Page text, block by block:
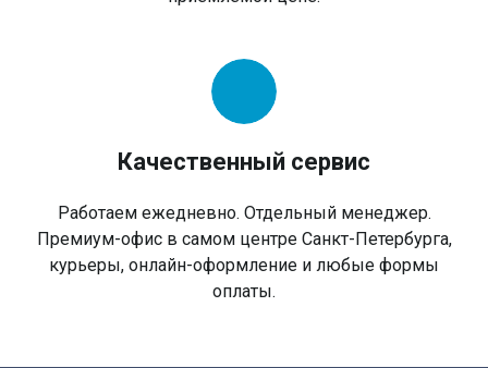
Качественный сервис
Работаем ежедневно. Отдельный менеджер.
Премиум-офис в самом центре Санкт-Петербурга,
курьеры, онлайн-оформление и любые формы
оплаты.